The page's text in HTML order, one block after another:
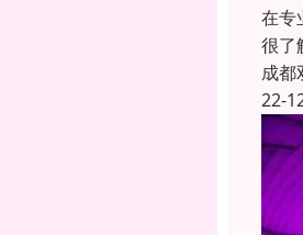
在专
很了
成都
22-